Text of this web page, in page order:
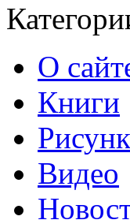
О
Книги
Видео